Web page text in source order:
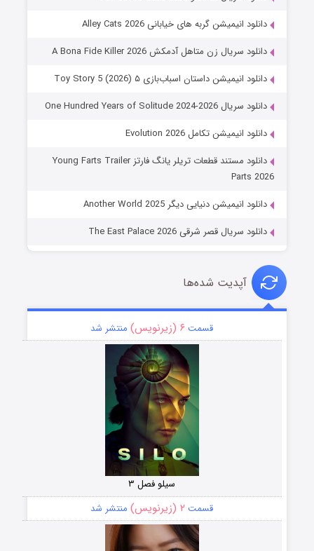
دانلود انیمیشن گربه های خیابانی Alley Cats 2026
دانلود سریال زن متاهل آدمکش A Bona Fide Killer 2026
دانلود انیمیشن داستان اسباب‌بازی ۵ Toy Story 5 (2026)
دانلود سریال One Hundred Years of Solitude 2024-2026
دانلود انیمیشن تکامل Evolution 2026
دانلود مستند قطعات تریلر یانگ فارتز Young Farts Trailer
Parts 2026
دانلود انیمیشن دنیایی دیگر Another World 2025
دانلود سریال قصر شرقی The East Palace 2026
آپدیت شده‌ها
قسمت ۶ (زیرنویس) منتشر شد
سیلو فصل ۳
قسمت ۲ (زیرنویس) منتشر شد